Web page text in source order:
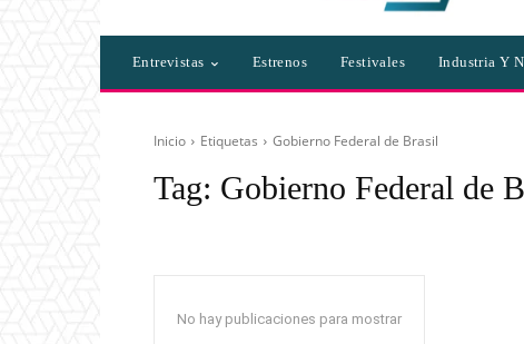
Entrevistas Estrenos Festivales Industria Y
Inicio Etiquetas Gobierno Federal de Brasil
Tag: Gobierno Federal de
No hay publicaciones para mostrar